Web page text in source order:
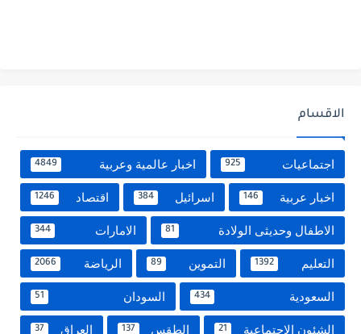
الاقسام
اجتماعيات 925 اخبار عالمية وعربية 4849
اخبار عربية 146 اسرائيل 384 اقتصاد 1246
الاطفال وحديثى الولادة 81 الامارات 344
التعليم 1392 التموين 89 الرياضة 2066
السعودية 434 السودان 51
الشئون الاجتماعية 21 الطقس 137 العراق 37